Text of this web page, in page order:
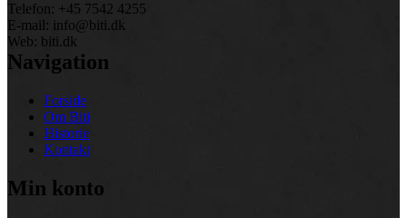
Telefon: +45 7542 4255
E-mail: info@biti.dk
Web: biti.dk
Navigation
Forside
Om Biti
Historie
Kontakt
Min konto